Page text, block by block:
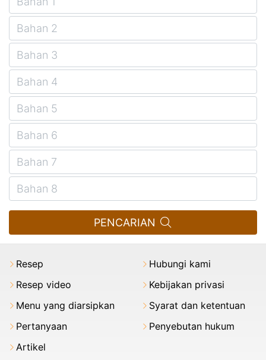
PENCARIAN
Resep
Resep video
Menu yang diarsipkan
Pertanyaan
Artikel
Hubungi kami
Kebijakan privasi
Syarat dan ketentuan
Penyebutan hukum